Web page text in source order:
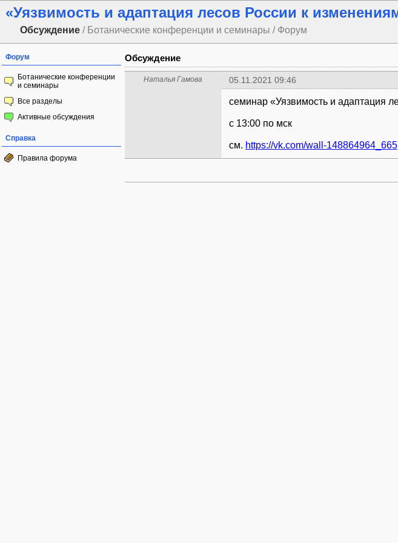
«Уязвимость и адаптация лесов России к
Обсуждение / Ботанические конференции и семинары / Форум
Форум
Ботанические конференции
и семинары
Все разделы
Активные обсуждения
Справка
Правила форума
Обсуждение
Наталья Гамова 05.11.2021 09:46
семинар «Уязвимость и адаптация
с 13:00 по мск
см. https://vk.com/wall-148864964_665